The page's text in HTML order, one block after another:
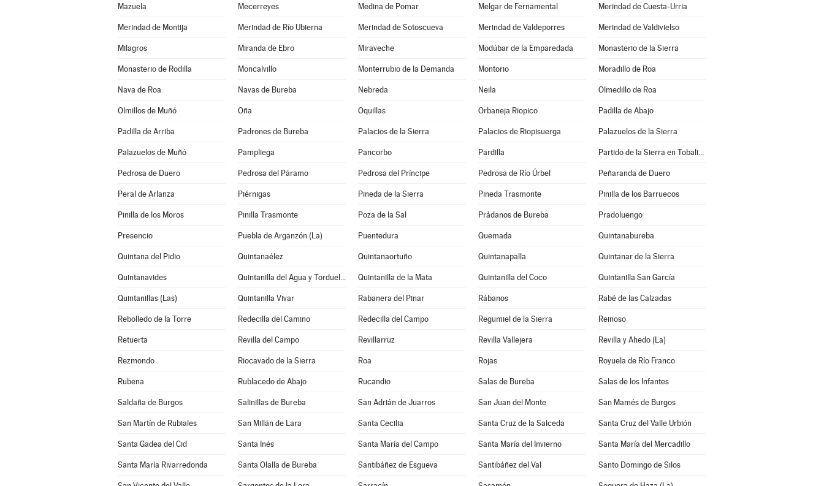
Mazuela Mecerreyes Medina de Pomar Melgar de Fernamental Merindad de Cuesta-Urria
Merindad de Montija Merindad de Río Ubierna Merindad de Sotoscueva Merindad de Valdeporres Merindad de Valdivielso
Milagros Miranda de Ebro Miraveche Modúbar de la Emparedada Monasterio de la Sierra
Monasterio de Rodilla Moncalvillo Monterrubio de la Demanda Montorio Moradillo de Roa
Nava de Roa Navas de Bureba Nebreda Neila Olmedillo de Roa
Olmillos de Muñó Oña Oquillas Orbaneja Riopico Padilla de Abajo
Padilla de Arriba Padrones de Bureba Palacios de la Sierra Palacios de Riopisuerga Palazuelos de la Sierra
Palazuelos de Muñó Pampliega Pancorbo Pardilla Partido de la Sierra en Tobalina
Pedrosa de Duero Pedrosa del Páramo Pedrosa del Príncipe Pedrosa de Río Úrbel Peñaranda de Duero
Peral de Arlanza Piérnigas Pineda de la Sierra Pineda Trasmonte Pinilla de los Barruecos
Pinilla de los Moros Pinilla Trasmonte Poza de la Sal Prádanos de Bureba Pradoluengo
Presencio Puebla de Arganzón (La) Puentedura Quemada Quintanabureba
Quintana del Pidio Quintanaélez Quintanaortuño Quintanapalla Quintanar de la Sierra
Quintanavides Quintanilla del Agua y Tordueles Quintanilla de la Mata Quintanilla del Coco Quintanilla San García
Quintanillas (Las) Quintanilla Vivar Rabanera del Pinar Rábanos Rabé de las Calzadas
Rebolledo de la Torre Redecilla del Camino Redecilla del Campo Regumiel de la Sierra Reinoso
Retuerta Revilla del Campo Revillarruz Revilla Vallejera Revilla y Ahedo (La)
Rezmondo Riocavado de la Sierra Roa Rojas Royuela de Río Franco
Rubena Rublacedo de Abajo Rucandio Salas de Bureba Salas de los Infantes
Saldaña de Burgos Salinillas de Bureba San Adrián de Juarros San Juan del Monte San Mamés de Burgos
San Martín de Rubiales San Millán de Lara Santa Cecilia Santa Cruz de la Salceda Santa Cruz del Valle Urbión
Santa Gadea del Cid Santa Inés Santa María del Campo Santa María del Invierno Santa María del Mercadillo
Santa María Rivarredonda Santa Olalla de Bureba Santibáñez de Esgueva Santibáñez del Val Santo Domingo de Silos